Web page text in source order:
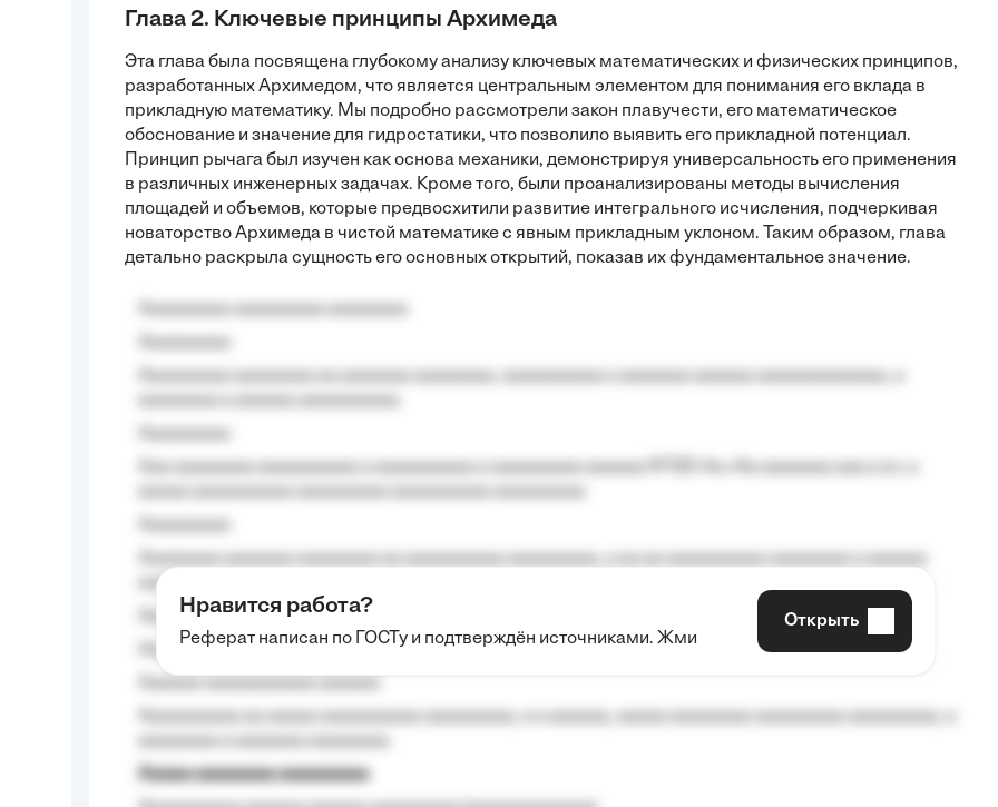
Глава 2. Ключевые принципы Архимеда
Эта глава была посвящена глубокому анализу ключевых математических и физических принципов,
разработанных Архимедом, что является центральным элементом для понимания его вклада в
прикладную математику. Мы подробно рассмотрели закон плавучести, его математическое
обоснование и значение для гидростатики, что позволило выявить его прикладной потенциал.
Принцип рычага был изучен как основа механики, демонстрируя универсальность его применения
в различных инженерных задачах. Кроме того, были проанализированы методы вычисления
площадей и объемов, которые предвосхитили развитие интегрального исчисления, подчеркивая
новаторство Архимеда в чистой математике с явным прикладным уклоном. Таким образом, глава
детально раскрыла сущность его основных открытий, показав их фундаментальное значение.
aaaa aaaa.
Aaaaaaaaa
Aaaaaaaaaa aa aaa aaaaaaaaa, a aaa aaaaaaaaaa aaa, a aaaaaaaaaa, aaaaaa aaaaaa a aaaaaa.
Aaaaa aaaaaaaa aaaaaaaaa
Нравится работа?
Реферат написан по ГОСТу и подтверждён источниками. Жми
Открыть